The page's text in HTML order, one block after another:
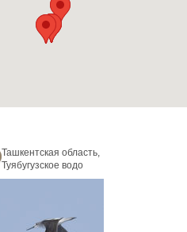
Ташкентская область,
Туябугузское водо